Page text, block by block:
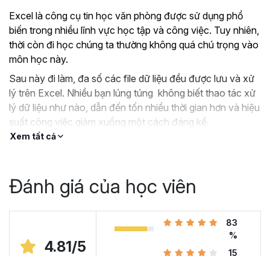
Excel là công cụ tin học văn phòng được sử dụng phổ
biến trong nhiều lĩnh vực học tập và công việc. Tuy nhiên,
thời còn đi học chúng ta thường không quá chú trọng vào
môn học này.
Sau này đi làm, đa số các file dữ liệu đều được lưu và xử
lý trên Excel. Nhiều bạn lúng túng không biết thao tác xử
lý dữ liệu như nào, dẫn đến tốn nhiều thời gian hơn và hiệu
suất công việc giảm xuống một cách đáng kể.
?Nếu như bạn:
Hoặc trước đây chỉ học lý thuyết nên không biết
Hoặc đã có kiến thức cơ bản về Excel và đang
muốn nâng cao kỹ năng của mình lên.
Xem tất cả
Đánh giá của học viên
4.81/5
83
%
15